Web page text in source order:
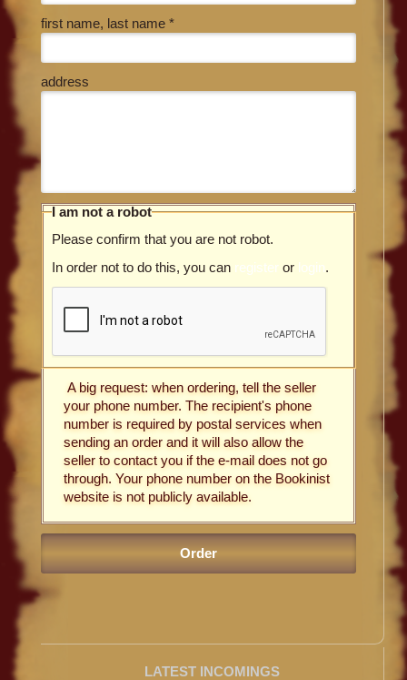
first name, last name *
address
I am not a robot
Please confirm that you are not robot.
In order not to do this, you can register or login.
A big request: when ordering, tell the seller
your phone number. The recipient's phone
number is required by postal services when
sending an order and it will also allow the
seller to contact you if the e-mail does not go
through. Your phone number on the Bookinist
website is not publicly available.
LATEST INCOMINGS